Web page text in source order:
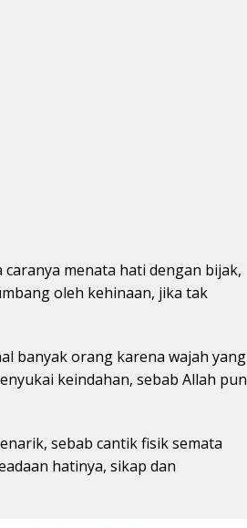
menata hati dengan bijak,
oleh kehinaan, jika tak
banyak orang karena wajah yang
keindahan, sebab Allah pun
sebab cantik fisik semata
hatinya, sikap dan